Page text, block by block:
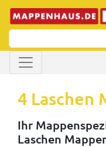
4 Laschen
Ihr
Laschen